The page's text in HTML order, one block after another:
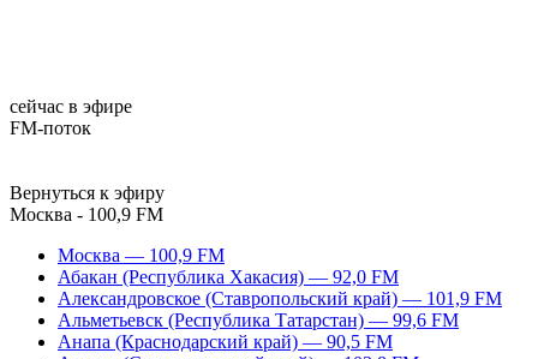
сейчас в эфире
FM-поток
Вернуться к эфиру
Москва - 100,9 FM
Москва — 100,9 FM
Абакан (Республика Хакасия) — 92,0 FM
Александровское (Ставропольский край) — 101,9 FM
Альметьевск (Республика Татарстан) — 99,6 FM
Анапа (Краснодарский край) — 90,5 FM